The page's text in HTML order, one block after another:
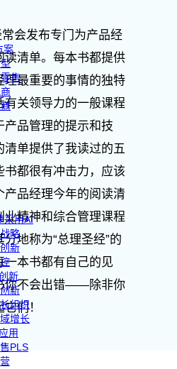
案
售
采用AI
略
新
新
新
组织
增长
用
PLS
会发布专门为产品经
读清单。每本书都提供
理最重要的事情的独特
有关领导力的一般课程
产品管理的提示和技
清单提供了我读过的五
书都很有冲击力，应该
产品经理今年的阅读清
业精神和综合管理课程
分地称为“总理圣经”的
一本书都有自己的见
你不会出错——除非你
们！